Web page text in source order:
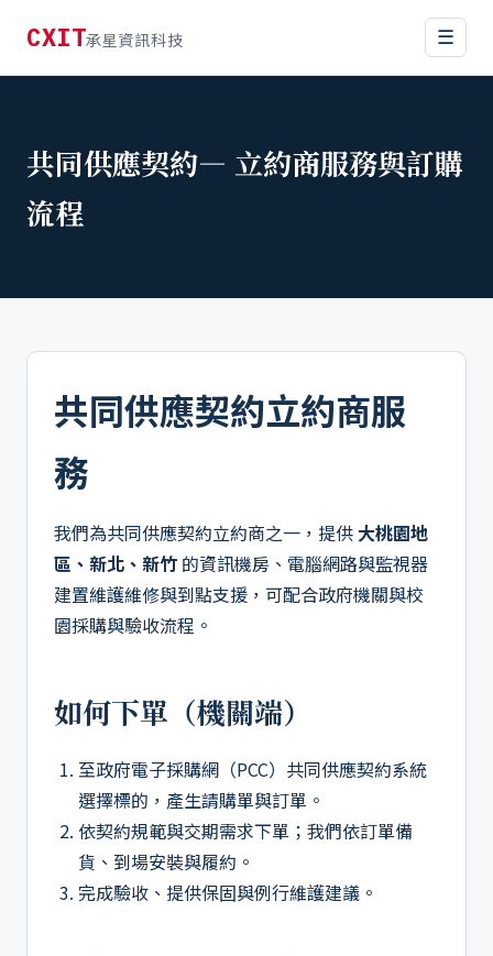
CXIT承星資訊科技 ☰
共同供應契約— 立約商服務與訂購
流程
共同供應契約立約商服
務
我們為共同供應契約立約商之一，提供大桃園地
區、新北、新竹 的資訊機房、電腦網路與監視器
建置維護維修與到點支援，可配合政府機關與校
園採購與驗收流程。
如何下單（機關端）
至政府電子採購網（PCC）共同供應契約系統
選擇標的，產生請購單與訂單。
依契約規範與交期需求下單；我們依訂單備
貨、到場安裝與履約。
完成驗收、提供保固與例行維護建議。